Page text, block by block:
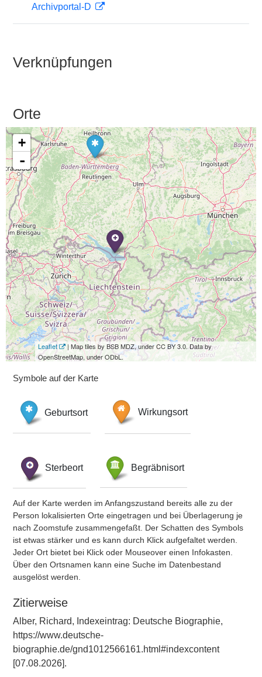
Archivportal-D
Verknüpfungen
Orte
+
-
Leaflet
| Map tiles by BSB MDZ, under CC BY 3.0. Data by
OpenStreetMap, under ODbL.
Symbole auf der Karte
Geburtsort Wirkungsort
Sterbeort Begräbnisort
Auf der Karte werden im Anfangszustand bereits alle zu der
Person lokalisierten Orte eingetragen und bei Überlagerung je
nach Zoomstufe zusammengefaßt. Der Schatten des Symbols
ist etwas stärker und es kann durch Klick aufgefaltet werden.
Jeder Ort bietet bei Klick oder Mouseover einen Infokasten.
Über den Ortsnamen kann eine Suche im Datenbestand
ausgelöst werden.
Zitierweise
Alber, Richard, Indexeintrag: Deutsche Biographie,
https://www.deutsche-
biographie.de/gnd1012566161.html#indexcontent
[07.08.2026].